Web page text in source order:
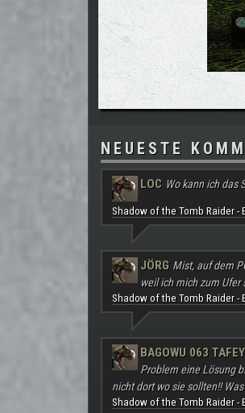
NEUESTE
LOC Wo kann ich das
Shadow of the Tomb Raider
JÖRG Mist, auf dem
weil ich mich zum Ufer
Shadow of the Tomb Raider
BAGOWU 063
Problem eine Lösung
nicht dort wo sie sollten!!
Shadow of the Tomb Raider